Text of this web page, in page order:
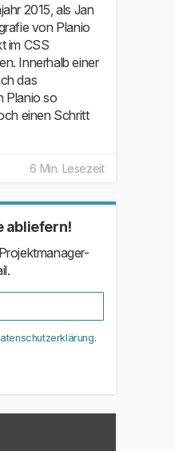
2015, als Jan
von Planio
im CSS
Innerhalb einer
das
Planio so
einen Schritt
6 Min. Lesezeit
abliefern!
.